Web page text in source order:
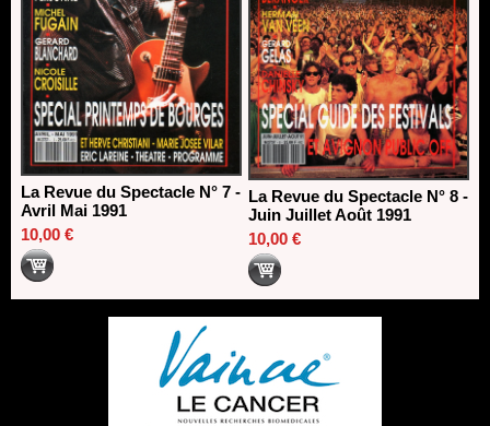
La Revue du Spectacle N° 7 -
Avril Mai 1991
10,00 €
La Revue du Spectacle N° 8 -
Juin Juillet Août 1991
10,00 €